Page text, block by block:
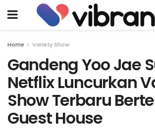
Home Variety Show
Gandeng Yoo Jae
Netflix Luncurkan
Show Terbaru
Guest House